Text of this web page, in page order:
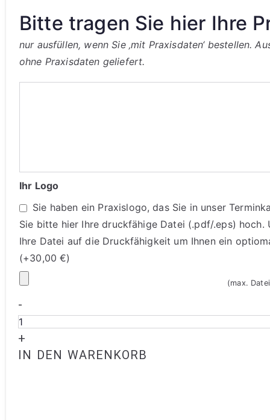
Bitte tragen Sie hier Ihre
nur ausfüllen, wenn Sie ‚mit Praxisdaten‘ bestellen.
ohne Praxisdaten geliefert.
Ihr Logo
Sie haben ein Praxislogo, das Sie in unser
Sie bitte hier Ihre druckfähige Datei (.pdf/.eps)
Ihre Datei auf die Druckfähigkeit um Ihnen ein
(+30,00€)
(max.
-
+
IN DEN WARENKORB